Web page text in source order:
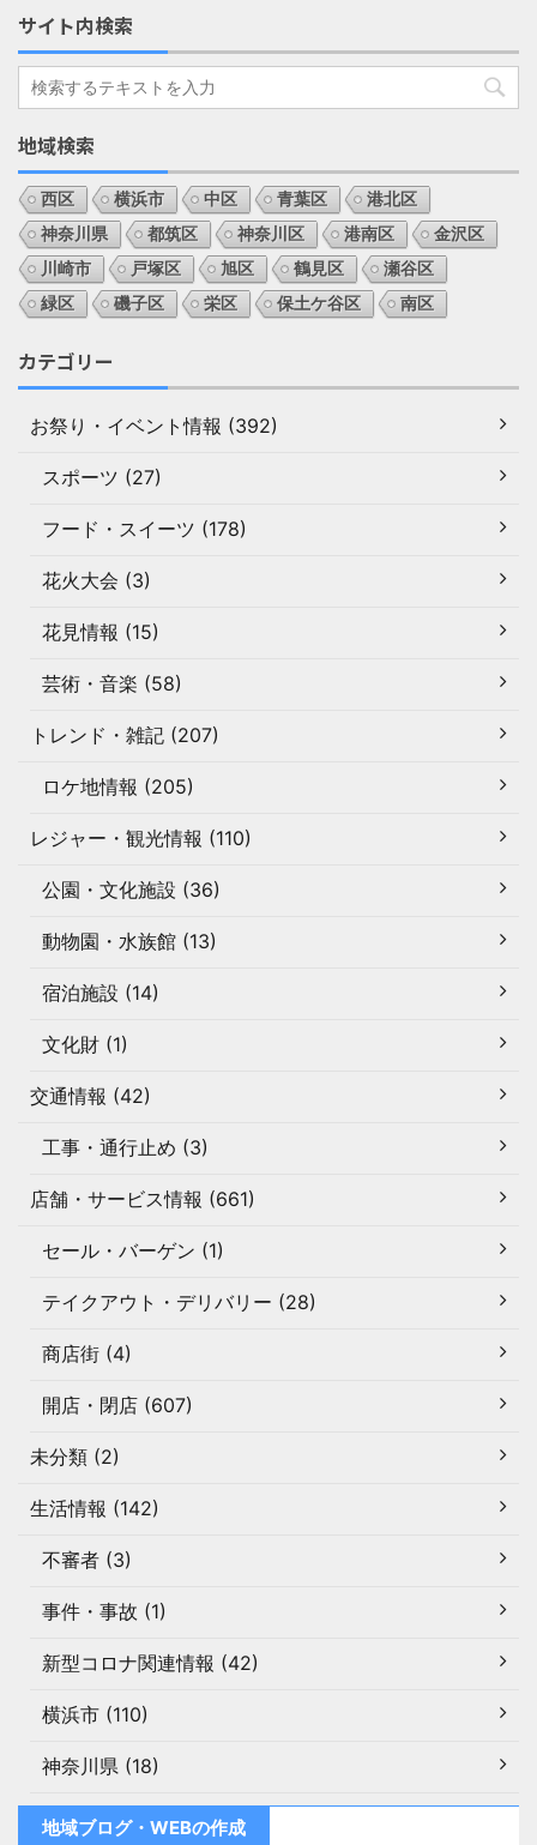
サイト内検索
地域検索
西区 横浜市 中区 青葉区
港北区
神奈川県
都筑区 神奈川区 港南区
金沢区
川崎市
戸塚区 旭区 鶴見区
瀬谷区
緑区
磯子区 栄区 保土ケ谷区 南区
カテゴリー
お祭り・イベント情報 (392)
スポーツ (27)
フード・スイーツ (178)
花火大会 (3)
花見情報 (15)
芸術・音楽 (58)
トレンド・雑記 (207)
ロケ地情報 (205)
レジャー・観光情報 (110)
公園・文化施設 (36)
動物園・水族館 (13)
宿泊施設 (14)
文化財 (1)
交通情報 (42)
工事・通行止め (3)
店舗・サービス情報 (661)
セール・バーゲン (1)
テイクアウト・デリバリー (28)
商店街 (4)
開店・閉店 (607)
未分類 (2)
生活情報 (142)
不審者 (3)
事件・事故 (1)
新型コロナ関連情報 (42)
横浜市 (110)
神奈川県 (18)
地域ブログ・WEBの作成